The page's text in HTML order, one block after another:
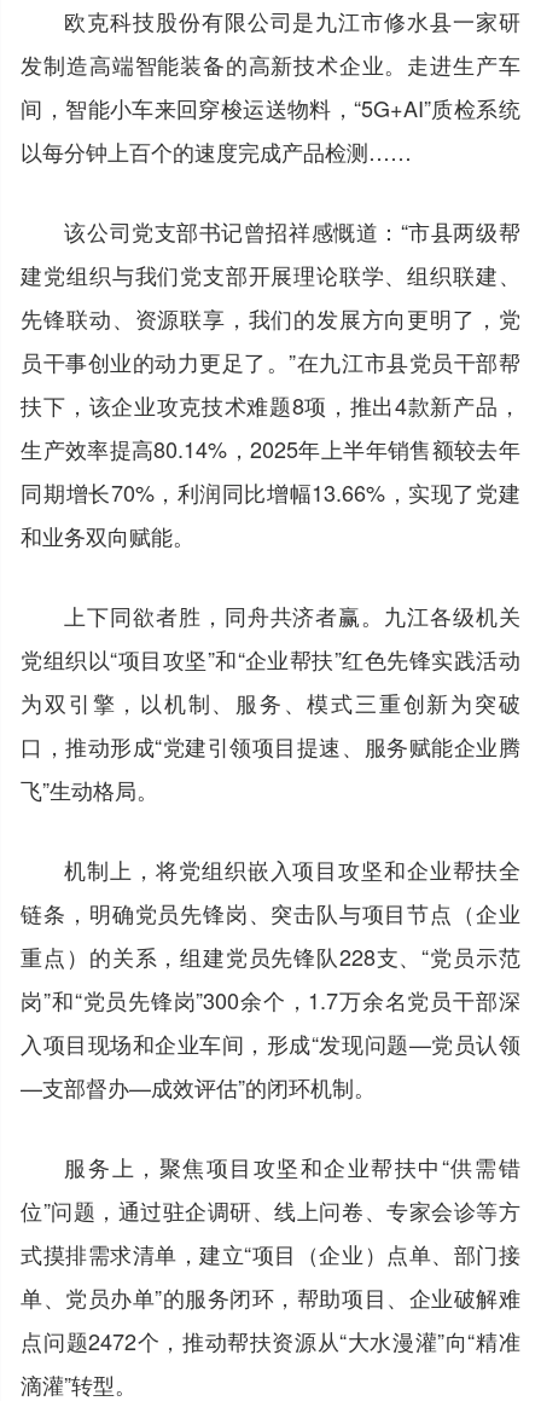
欧克科技股份有限公司是九江市修水县一家研
发制造高端智能装备的高新技术企业。走进生产车
间，智能小车来回穿梭运送物料，“5G+AI”质检系统
以每分钟上百个的速度完成产品检测……
该公司党支部书记曾招祥感慨道：“市县两级帮
建党组织与我们党支部开展理论联学、组织联建、
先锋联动、资源联享，我们的发展方向更明了，党
员干事创业的动力更足了。”在九江市县党员干部帮
扶下，该企业攻克技术难题8项，推出4款新产品，
生产效率提高80.14%，2025年上半年销售额较去年
同期增长70%，利润同比增幅13.66%，实现了党建
和业务双向赋能。
上下同欲者胜，同舟共济者赢。九江各级机关
党组织以“项目攻坚”和“企业帮扶”红色先锋实践活动
为双引擎，以机制、服务、模式三重创新为突破
口，推动形成“党建引领项目提速、服务赋能企业腾
飞”生动格局。
机制上，将党组织嵌入项目攻坚和企业帮扶全
链条，明确党员先锋岗、突击队与项目节点（企业
重点）的关系，组建党员先锋队228支、“党员示范
岗”和“党员先锋岗”300余个，1.7万余名党员干部深
入项目现场和企业车间，形成“发现问题—党员认领
—支部督办—成效评估”的闭环机制。
服务上，聚焦项目攻坚和企业帮扶中“供需错
位”问题，通过驻企调研、线上问卷、专家会诊等方
式摸排需求清单，建立“项目（企业）点单、部门接
单、党员办单”的服务闭环，帮助项目、企业破解难
点问题2472个，推动帮扶资源从“大水漫灌”向“精准
滴灌”转型。